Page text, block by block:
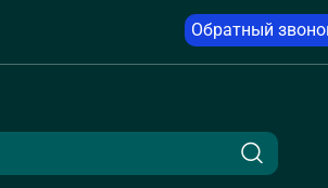
Обратный